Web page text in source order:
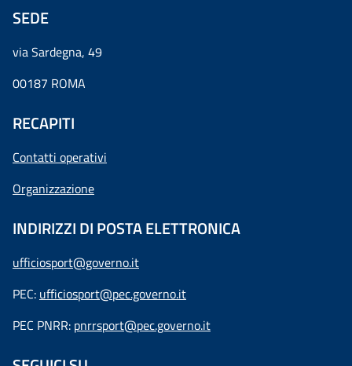
SEDE
via Sardegna, 49
00187 ROMA
RECAPITI
Contatti operativi
Organizzazione
INDIRIZZI DI POSTA ELETTRONICA
ufficiosport@governo.it
PEC: ufficiosport@pec.governo.it
PEC PNRR: pnrrsport@pec.governo.it